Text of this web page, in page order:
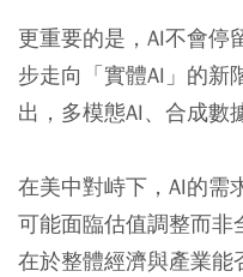
更重要的是，AI不會停
步走向「實體AI」的新
出，多模態AI、合成數
在美中對峙下，AI的需
可能面臨估值調整而
在於整體經濟與產業能